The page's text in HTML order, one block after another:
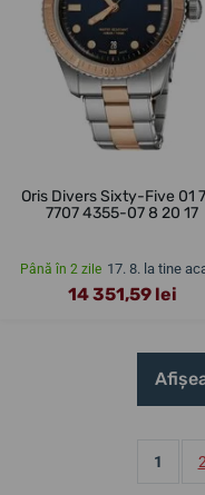
Oris Divers Sixty-Five 01
7707 4355-07 8 20 17
Până în 2 zile 17. 8. la tine
14 351,59 lei
1 2